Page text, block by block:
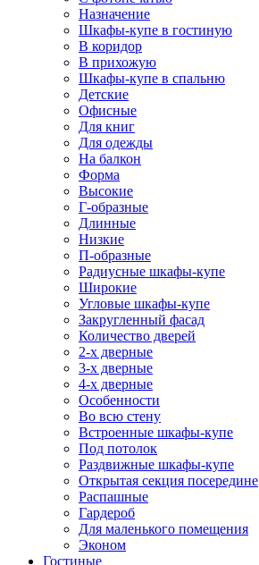
Назначение
Шкафы-купе в гостиную
В коридор
В прихожую
Шкафы-купе в спальню
Детские
Офисные
Для книг
Для одежды
На балкон
Форма
Высокие
Г-образные
Длинные
Низкие
П-образные
Радиусные шкафы-купе
Широкие
Угловые шкафы-купе
Закругленный фасад
Количество дверей
2-х дверные
3-х дверные
4-х дверные
Особенности
Во всю стену
Встроенные шкафы-купе
Под потолок
Раздвижные шкафы-купе
Открытая секция посередине
Распашные
Гардероб
Для маленького помещения
Эконом
Гостиные